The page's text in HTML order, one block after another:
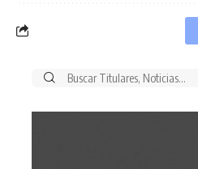
Buscar